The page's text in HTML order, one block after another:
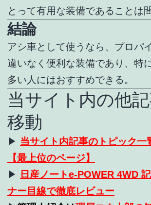
とって有用な装備であることは
結論
アシ車として使うなら、プロパ
違いなく便利な装備であり、特
多い人にはおすすめできる。
当サイト内の他
移動
▶ 当サイト内記事のトピック
【最上位のページ】
▶
日産ノートe-POWER 4WD
ナー目線で徹底レビュー